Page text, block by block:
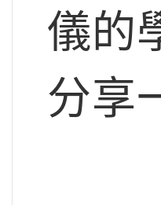
儀的
分享